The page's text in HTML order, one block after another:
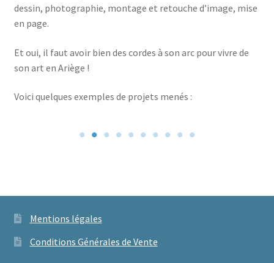
dessin, photographie, montage et retouche d’image, mise
en page.
Et oui, il faut avoir bien des cordes à son arc pour vivre de
son art en Ariège !
Voici quelques exemples de projets menés :
Mentions légales
Conditions Générales de Vente